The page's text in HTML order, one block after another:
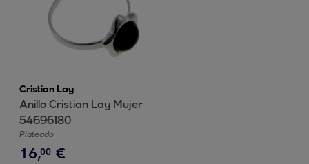
Cristian Lay
Anillo Cristian Lay Mujer
54696180
Plateado
16,00 €